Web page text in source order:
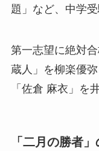
題」など、中学
第一志望に絶対
蔵人」を柳楽優
「佐倉 麻衣」を
「二月の勝者